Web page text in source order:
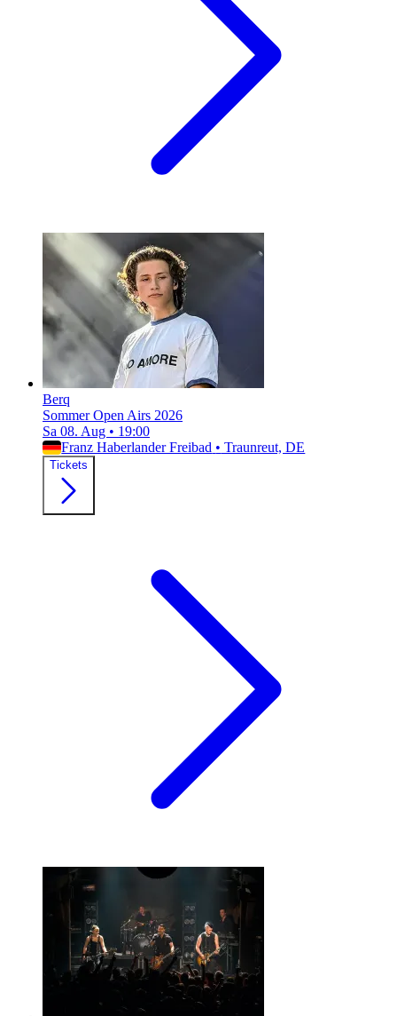
Berq
Sommer Open Airs 2026
Sa 08. Aug • 19:00
Franz Haberlander Freibad • Traunreut, DE
Tickets